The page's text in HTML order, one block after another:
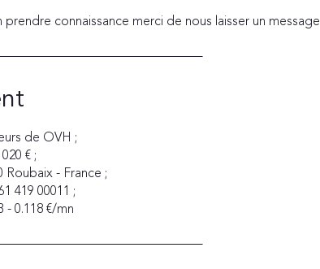
connaissance merci de nous laisser un message
de OVH ;
€ ;
Roubaix - France ;
419 00011 ;
- 0.118 €/mn